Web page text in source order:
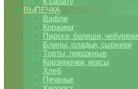
ВЫПЕЧКА
Вафли
Коржики
Пироги, беляши, чебуреки
Блины, оладьи, сырники
Торты, пирожные
Корзиночки, кексы
Хлеб
Печенье